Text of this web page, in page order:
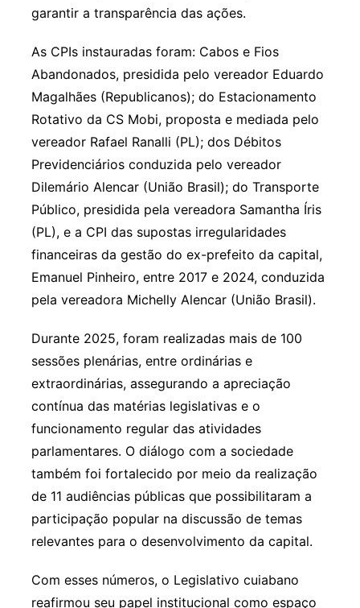
garantir a transparência das ações.
As CPIs instauradas foram: Cabos e Fios
Abandonados, presidida pelo vereador Eduardo
Magalhães (Republicanos); do Estacionamento
Rotativo da CS Mobi, proposta e mediada pelo
vereador Rafael Ranalli (PL); dos Débitos
Previdenciários conduzida pelo vereador
Dilemário Alencar (União Brasil); do Transporte
Público, presidida pela vereadora Samantha Íris
(PL), e a CPI das supostas irregularidades
financeiras da gestão do ex-prefeito da capital,
Emanuel Pinheiro, entre 2017 e 2024, conduzida
pela vereadora Michelly Alencar (União Brasil).
Durante 2025, foram realizadas mais de 100
sessões plenárias, entre ordinárias e
extraordinárias, assegurando a apreciação
contínua das matérias legislativas e o
funcionamento regular das atividades
parlamentares. O diálogo com a sociedade
também foi fortalecido por meio da realização
de 11 audiências públicas que possibilitaram a
participação popular na discussão de temas
relevantes para o desenvolvimento da capital.
Com esses números, o Legislativo cuiabano
reafirmou seu papel institucional como espaço